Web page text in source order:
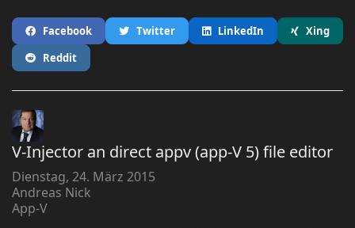
Facebook Twitter LinkedIn
Xing
Reddit
V-Injector an direct appv (app-V 5) file editor
Dienstag, 24. März 2015
Andreas Nick
App-V